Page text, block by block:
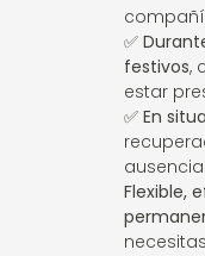
✅
festivos,
estar
✅ En
Flexible,